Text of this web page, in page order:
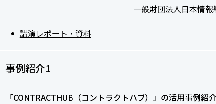
一般財団法人日本情
講演レポート・資料
事例紹介1
「CONTRACTHUB（コントラクトハブ）」の活用事例紹介